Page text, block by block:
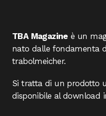
TBA Magazine è un
nato dalle fondamenta
trabolmeicher.
Si tratta di un prodotto
disponibile al download